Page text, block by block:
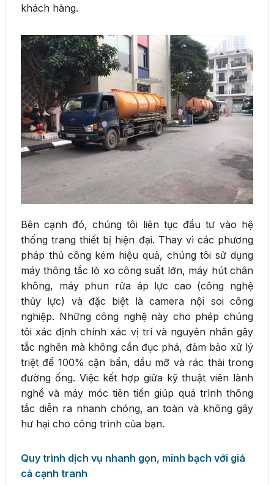
khách hàng.
Bên cạnh đó, chúng tôi liên tục đầu tư vào hệ
thống trang thiết bị hiện đại. Thay vì các phương
pháp thủ công kém hiệu quả, chúng tôi sử dụng
máy thông tắc lò xo công suất lớn, máy hút chân
không, máy phun rửa áp lực cao (công nghệ
thủy lực) và đặc biệt là camera nội soi công
nghiệp. Những công nghệ này cho phép chúng
tôi xác định chính xác vị trí và nguyên nhân gây
tắc nghẽn mà không cần đục phá, đảm bảo xử lý
triệt để 100% cặn bẩn, dầu mỡ và rác thải trong
đường ống. Việc kết hợp giữa kỹ thuật viên lành
nghề và máy móc tiên tiến giúp quá trình thông
tắc diễn ra nhanh chóng, an toàn và không gây
hư hại cho công trình của bạn.
Quy trình dịch vụ nhanh gọn, minh bạch với giá
cả cạnh tranh